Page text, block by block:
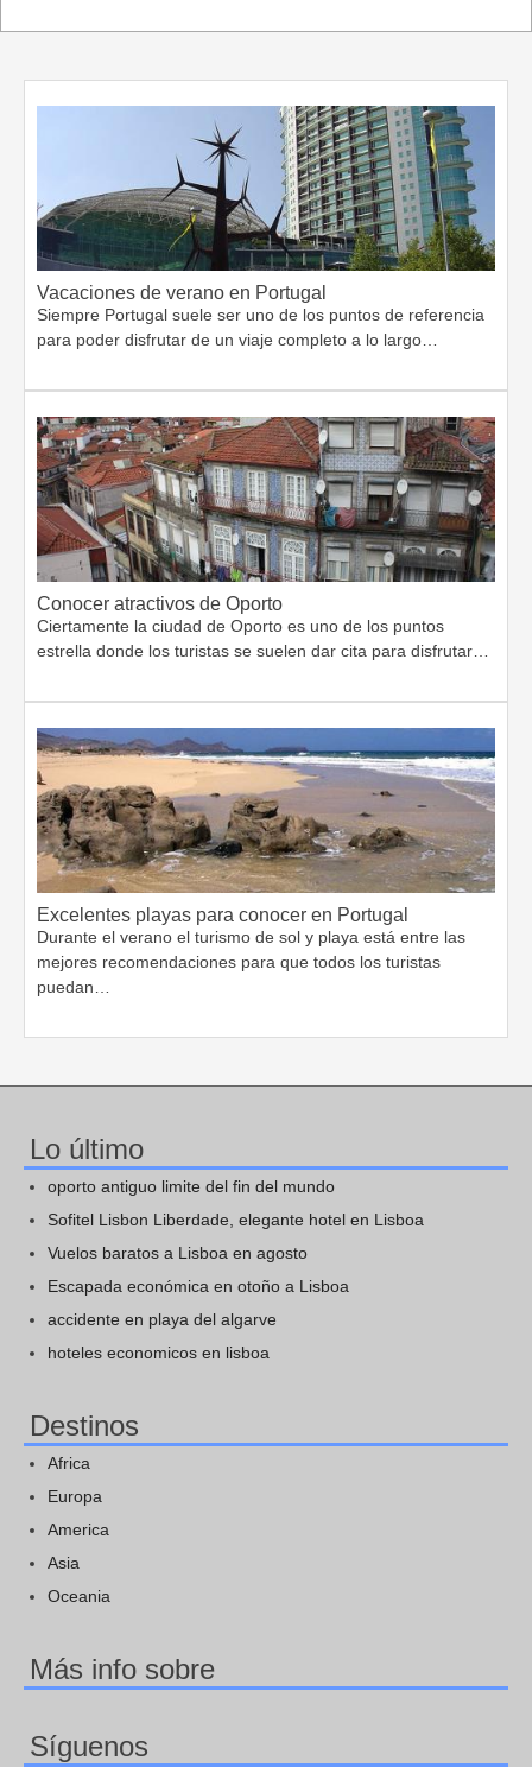
Vacaciones de verano en Portugal
Siempre Portugal suele ser uno de los puntos de referencia
para poder disfrutar de un viaje completo a lo largo…
Conocer atractivos de Oporto
Ciertamente la ciudad de Oporto es uno de los puntos
estrella donde los turistas se suelen dar cita para disfrutar…
Excelentes playas para conocer en Portugal
Durante el verano el turismo de sol y playa está entre las
mejores recomendaciones para que todos los turistas
puedan…
Lo último
oporto antiguo limite del fin del mundo
Sofitel Lisbon Liberdade, elegante hotel en Lisboa
Vuelos baratos a Lisboa en agosto
Escapada económica en otoño a Lisboa
accidente en playa del algarve
hoteles economicos en lisboa
Destinos
Africa
Europa
America
Asia
Oceania
Más info sobre
Síguenos